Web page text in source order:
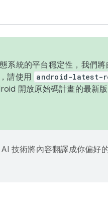
系統的平台穩定性，我們
請使用 android-latest-
開放原始碼計畫的最新版
技術將內容翻譯成你偏好